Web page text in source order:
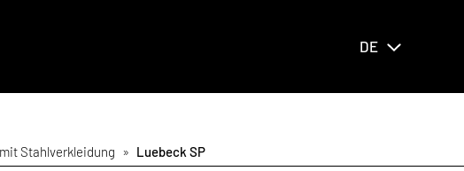
DE
Stahlverkleidung » Luebeck SP